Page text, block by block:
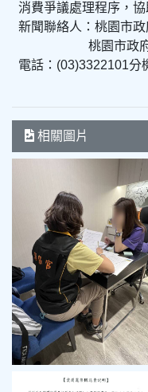
消費爭議處理程序，
新聞聯絡人：桃園市
桃園市政府法
電話：(03)3322101分
相關圖片